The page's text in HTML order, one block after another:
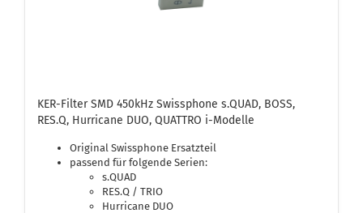
KER-Filter SMD 450kHz Swissphone s.QUAD, BOSS,
RES.Q, Hurricane DUO, QUATTRO i-Modelle
Original Swissphone Ersatzteil
passend für folgende Serien:
s.QUAD
RES.Q / TRIO
Hurricane DUO